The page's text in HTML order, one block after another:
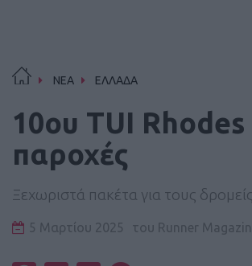
ΝΕΑ ΕΛΛΑΔΑ
10ου TUI
παροχές
Ξεχωριστά πακέτα για τους δρομείς
5 Μαρτίου 2025 του Runner